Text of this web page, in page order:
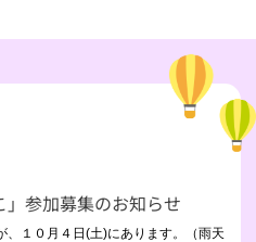
参加募集のお知らせ
、１０月４日(土)にあります。（雨天